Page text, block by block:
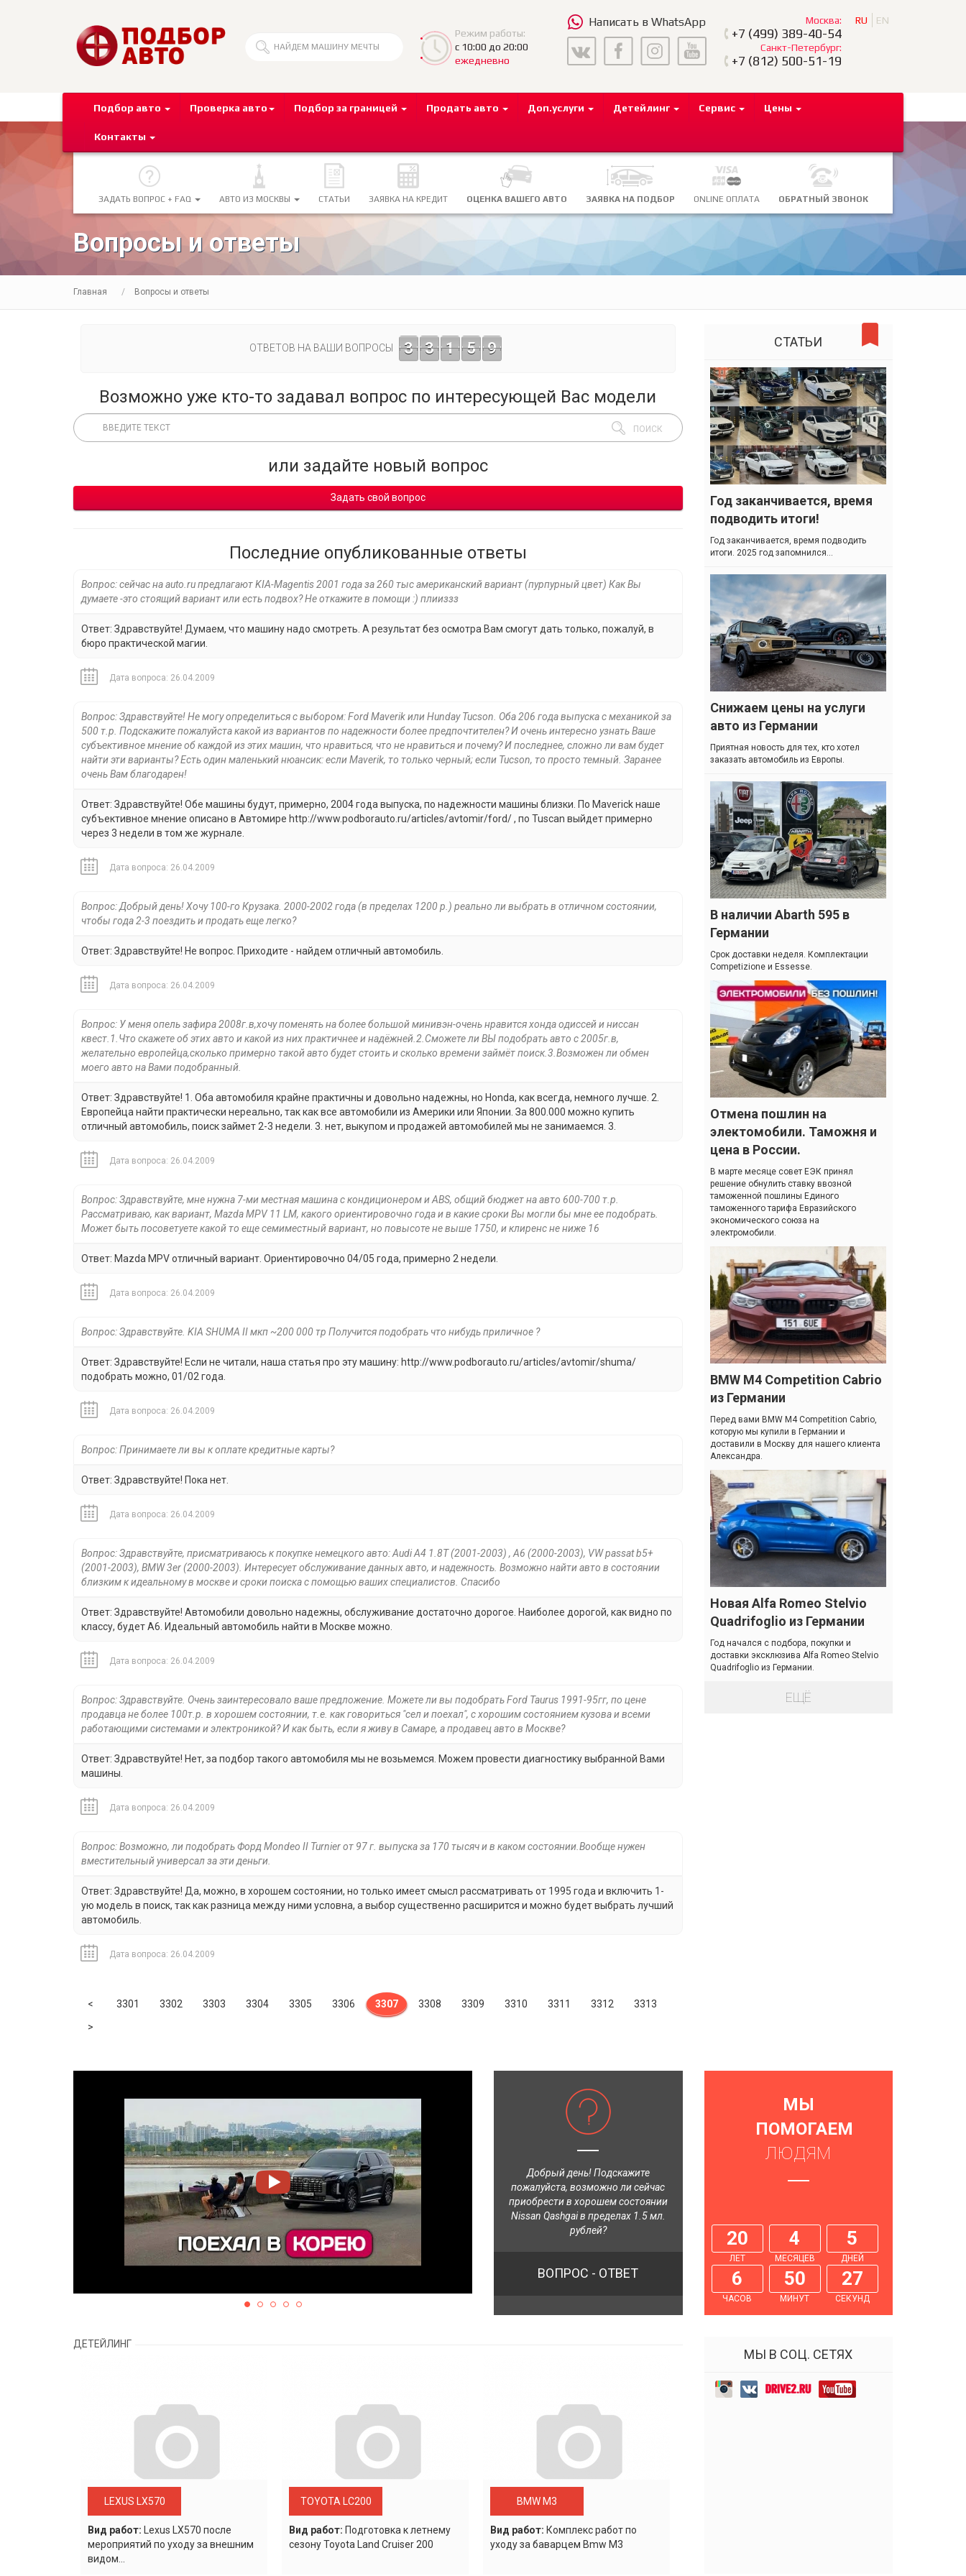
Режим работы:
с 10:00 до 20:00
ежедневно
Написать в WhatsApp Москва:
+7 (499) 389-40-54
Санкт-Петербург:
+7 (812) 500-51-19
RU EN
Подбор авто Проверка авто Подбор за границей Продать авто Доп.услуги Детейлинг Сервис Цены
Контакты
ЗАДАТЬ ВОПРОС + FAQ АВТО ИЗ МОСКВЫ СТАТЬИ ЗАЯВКА НА КРЕДИТ ОЦЕНКА ВАШЕГО АВТО ЗАЯВКА НА ПОДБОР ONLINE ОПЛАТА ОБРАТНЫЙ ЗВОНОК
Вопросы и ответы
Главная Вопросы и ответы
ОТВЕТОВ НА ВАШИ ВОПРОСЫ 3 3 1 5 9
Возможно уже кто-то задавал вопрос по интересующей Вас модели
или задайте новый вопрос
Задать свой вопрос
Последние опубликованные ответы
Вопрос: сейчас на auto.ru предлагают KIA-Magentis 2001 года за 260 тыс американский вариант (пурпурный цвет) Как Вы
думаете -это стоящий вариант или есть подвох? Не откажите в помощи :) плииззз
Ответ: Здравствуйте! Думаем, что машину надо смотреть. А результат без осмотра Вам смогут дать только, пожалуй, в
бюро практической магии.
Дата вопроса: 26.04.2009
Вопрос: Здравствуйте! Не могу определиться с выбором: Ford Maverik или Hunday Tucson. Оба 206 года выпуска с механикой за
500 т.р. Подскажите пожалуйста какой из вариантов по надежности более предпочтителен? И очень интересно узнать Ваше
субъективное мнение об каждой из этих машин, что нравиться, что не нравиться и почему? И последнее, сложно ли вам будет
найти эти варианты? Есть один маленький нюансик: если Maverik, то только черный; если Tucson, то просто темный. Заранее
очень Вам благодарен!
Ответ: Здравствуйте! Обе машины будут, примерно, 2004 года выпуска, по надежности машины близки. По Maverick наше
субъективное мнение описано в Автомире http://www.podborauto.ru/articles/avtomir/ford/ , по Tuscan выйдет примерно
через 3 недели в том же журнале.
Дата вопроса: 26.04.2009
Вопрос: Добрый день! Хочу 100-го Крузака. 2000-2002 года (в пределах 1200 р.) реально ли выбрать в отличном состоянии,
чтобы года 2-3 поездить и продать еще легко?
Ответ: Здравствуйте! Не вопрос. Приходите - найдем отличный автомобиль.
Дата вопроса: 26.04.2009
Вопрос: У меня опель зафира 2008г.в,хочу поменять на более большой минивэн-очень нравится хонда одиссей и ниссан
квест.1.Что скажете об этих авто и какой из них практичнее и надёжней.2.Сможете ли ВЫ подобрать авто с 2005г.в,
желательно европейца,сколько примерно такой авто будет стоить и сколько времени займёт поиск.3.Возможен ли обмен
моего авто на Вами подобранный.
Ответ: Здравствуйте! 1. Оба автомобиля крайне практичны и довольно надежны, но Honda, как всегда, немного лучше. 2.
Европейца найти практически нереально, так как все автомобили из Америки или Японии. За 800.000 можно купить
отличный автомобиль, поиск займет 2-3 недели. 3. нет, выкупом и продажей автомобилей мы не занимаемся. 3.
Дата вопроса: 26.04.2009
Вопрос: Здравствуйте, мне нужна 7-ми местная машина с кондиционером и АВS, общий бюджет на авто 600-700 т.р.
Рассматриваю, как вариант, Маzda MPV 11 LM, какого ориентировочно года и в какие сроки Вы могли бы мне ее подобрать.
Может быть посоветуете какой то еще семиместный вариант, но повысоте не выше 1750, и клиренс не ниже 16
Ответ: Маzda MPV отличный вариант. Ориентировочно 04/05 года, примерно 2 недели.
Дата вопроса: 26.04.2009
Вопрос: Здравствуйте. KIA SHUMA II мкп ~200 000 тр Получится подобрать что нибудь приличное ?
Ответ: Здравствуйте! Если не читали, наша статья про эту машину: http://www.podborauto.ru/articles/avtomir/shuma/
подобрать можно, 01/02 года.
Дата вопроса: 26.04.2009
Вопрос: Принимаете ли вы к оплате кредитные карты?
Ответ: Здравствуйте! Пока нет.
Дата вопроса: 26.04.2009
Вопрос: Здравствуйте, присматриваюсь к покупке немецкого авто: Audi A4 1.8T (2001-2003) , A6 (2000-2003), VW passat b5+
(2001-2003), BMW 3er (2000-2003). Интересует обслуживание данных авто, и надежность. Возможно найти авто в состоянии
близким к идеальному в москве и сроки поиска с помощью ваших специалистов. Спасибо
Ответ: Здравствуйте! Автомобили довольно надежны, обслуживание достаточно дорогое. Наиболее дорогой, как видно по
классу, будет А6. Идеальный автомобиль найти в Москве можно.
Дата вопроса: 26.04.2009
Вопрос: Здравствуйте. Очень заинтересовало ваше предложение. Можете ли вы подобрать Ford Taurus 1991-95гг, по цене
продавца не более 100т.р. в хорошем состоянии, т.е. как говориться "сел и поехал", с хорошим состоянием кузова и всеми
работающими системами и электроникой? И как быть, если я живу в Самаре, а продавец авто в Москве?
Ответ: Здравствуйте! Нет, за подбор такого автомобиля мы не возьмемся. Можем провести диагностику выбранной Вами
машины.
Дата вопроса: 26.04.2009
Вопрос: Возможно, ли подобрать Форд Mondeo II Turnier от 97 г. выпуска за 170 тысяч и в каком состоянии.Вообще нужен
вместительный универсал за эти деньги.
Ответ: Здравствуйте! Да, можно, в хорошем состоянии, но только имеет смысл рассматривать от 1995 года и включить 1-
ую модель в поиск, так как разница между ними условна, а выбор существенно расширится и можно будет выбрать лучший
автомобиль.
Дата вопроса: 26.04.2009
< Previous
3301 3302 3303 3304 3305 3306 3307 3308 3309 3310 3311 3312
3313
>
СТАТЬИ
Год заканчивается, время
подводить итоги!
Год заканчивается, время подводить
итоги. 2025 год запомнился...
Снижаем цены на услуги
авто из Германии
Приятная новость для тех, кто хотел
заказать автомобиль из Европы.
В наличии Abarth 595 в
Германии
Cрок доставки неделя. Комплектации
Competizione и Essesse.
Отмена пошлин на
электомобили. Таможня и
цена в России.
В марте месяце совет ЕЭК принял
решение обнулить ставку ввозной
таможенной пошлины Единого
таможенного тарифа Евразийского
экономического союза на
электромобили.
BMW M4 Competition Cabrio
из Германии
Перед вами BMW M4 Competition Cabrio,
которую мы купили в Германии и
доставили в Москву для нашего клиента
Александра.
Новая Alfa Romeo Stelvio
Quadrifoglio из Германии
Год начался с подбора, покупки и
доставки эксклюзива Alfa Romeo Stelvio
Quadrifoglio из Германии.
ЕЩЁ
Добрый день! Подскажите
пожалуйста, возможно ли сейчас
приобрести в хорошем состоянии
Nissan Qashgai в пределах 1.5 мл.
рублей?
ВОПРОС - ОТВЕТ
МЫ
ПОМОГАЕМ
ЛЮДЯМ
20
ЛЕТ
4
МЕСЯЦЕВ
5
ДНЕЙ
6
ЧАСОВ
50
МИНУТ
28
СЕКУНД
ДЕТЕЙЛИНГ
LEXUS LX570
Вид работ: Lexus LХ570 после
мероприятий по уходу за внешним
видом...
TOYOTA LC200
Вид работ: Подготовка к летнему
сезону Toyota Land Cruiser 200
BMW M3
Вид работ: Комплекс работ по
уходу за баварцем Bmw M3
МЫ В СОЦ. СЕТЯХ